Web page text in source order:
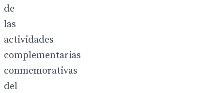
de
las
actividades
complementarias
conmemorativas
del